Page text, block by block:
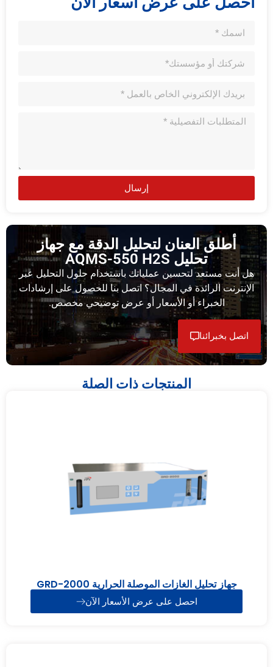
إرسال
أطلق العنان لتحليل الدقة مع جهاز
تحليل AQMS-550 H2S
هل أنت مستعد لتحسين عملياتك باستخدام حلول التحليل عبر
الإنترنت الرائدة في المجال؟ اتصل بنا للحصول على إرشادات
الخبراء أو الأسعار أو عرض توضيحي مخصص.
اتصل بخبرائنا
المنتجات ذات الصلة
جهاز تحليل الغازات الموصلة الحرارية GRD-2000
احصل على عرض الأسعار الآن